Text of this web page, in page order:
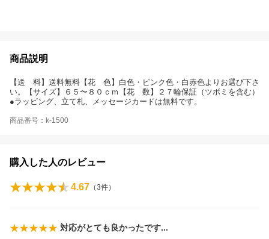
商品説明
【送 料】送料無料【花 色】白色・ピンク色・白赤色よりお選び下さ
い。【サイズ】６５〜８０ｃｍ【花 数】２７輪保証（ツボミを含む）
●ラッピング、立て札、メッセージカードは無料です。
商品番号：k-1500
購入した人のレビュー
4.67 （3件）
対応がとても良かったです